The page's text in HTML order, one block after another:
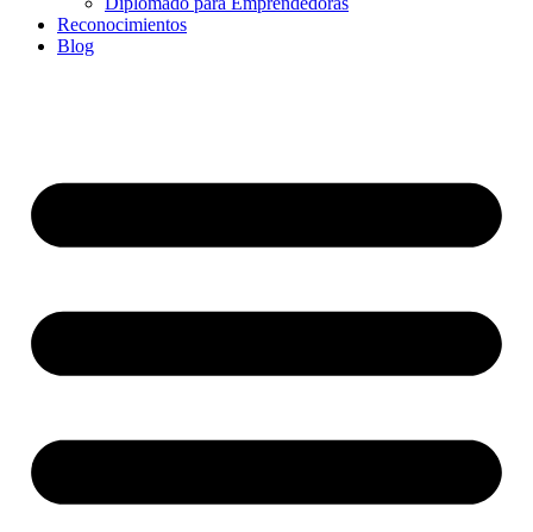
Reconocimientos
Blog